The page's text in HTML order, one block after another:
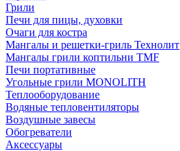
Грили
Печи для пицы, духовки
Очаги для костра
Мангалы и решетки-гриль Технолит
Мангалы грили коптильни TMF
Печи портативные
Угольные грили MONOLITH
Теплооборудование
Водяные тепловентиляторы
Воздушные завесы
Обогреватели
Аксессуары